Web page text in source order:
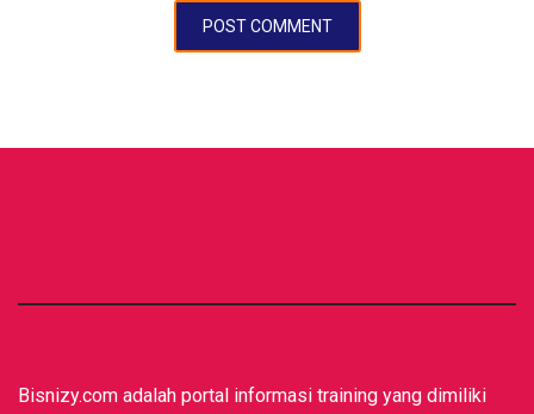
Bisnizy.com adalah portal informasi training yang dimiliki